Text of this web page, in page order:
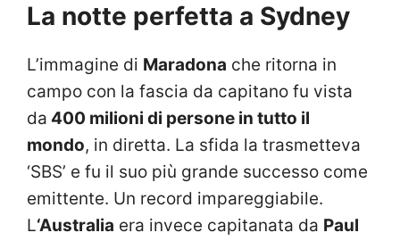
La notte perfetta a Sydney
L’immagine di Maradona che ritorna in
campo con la fascia da capitano fu vista
da 400 milioni di persone in tutto il
mondo, in diretta. La sfida la trasmetteva
‘SBS’ e fu il suo più grande successo come
emittente. Un record impareggiabile.
L‘Australia era invece capitanata da Paul